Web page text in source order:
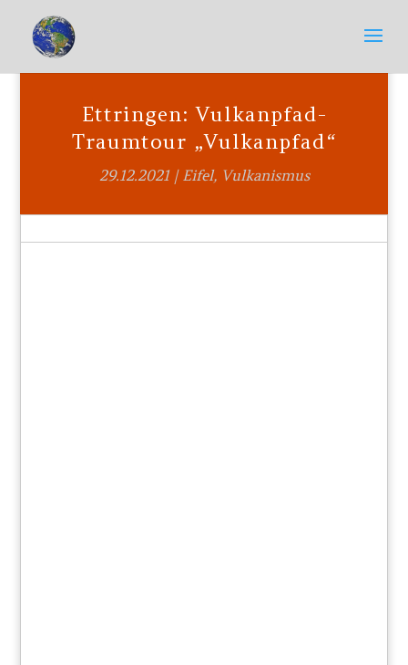
Ettringen: Vulkanpfad-
Traumtour „Vulkanpfad“
29.12.2021| Eifel, Vulkanismus